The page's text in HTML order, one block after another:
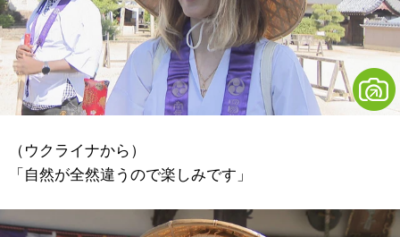
（ウクライナから）
「自然が全然違うので楽しみです」